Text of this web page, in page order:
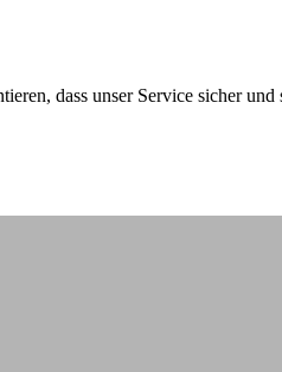
dass unser Service sicher